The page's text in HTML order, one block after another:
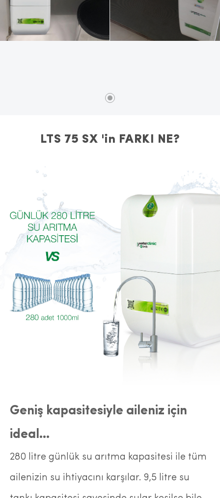
LTS 75 SX 'in FARKI NE?
Geniş kapasitesiyle aileniz için
ideal…
280 litre günlük su arıtma kapasitesi ile tüm
ailenizin su ihtiyacını karşılar. 9,5 litre su